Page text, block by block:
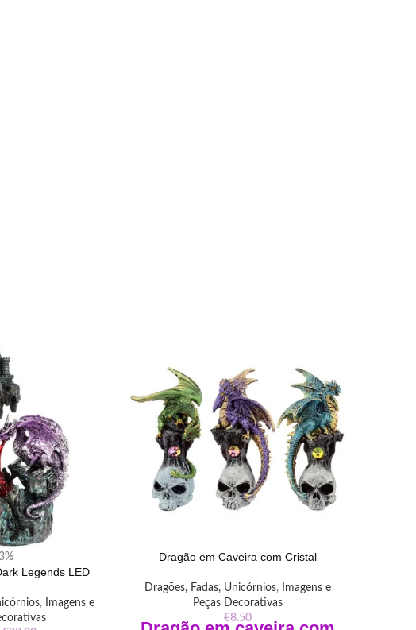
Legends LED
,
Imagens e
Dragão em Caveira com Cristal
Dragões, Fadas, Unicórnios,
Imagens e
Peças Decorativas
€8.50